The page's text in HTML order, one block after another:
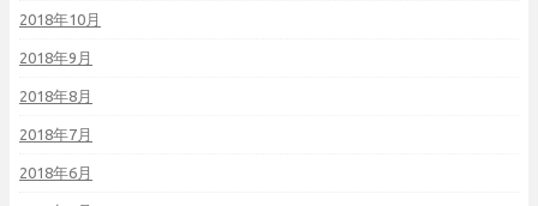
2018年10月
2018年9月
2018年8月
2018年7月
2018年6月